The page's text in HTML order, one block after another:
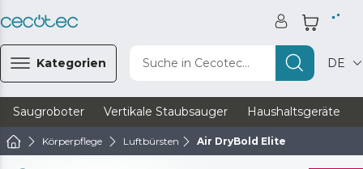
Kategorien Suche in Cecotec... DE
Saugroboter Vertikale Staubsauger Haushaltsgeräte
Körperpflege Luftbürsten Air DryBold Elite